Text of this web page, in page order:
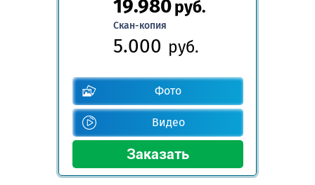
19.980руб.
Скан-копия
5.000 руб.
Фото
Видео